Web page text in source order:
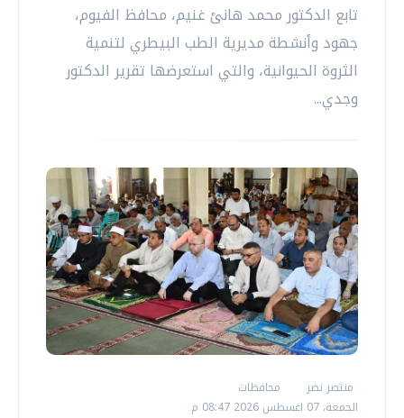
تابع الدكتور محمد هانئ غنيم، محافظ الفيوم،
جهود وأنشطة مديرية الطب البيطري لتنمية
الثروة الحيوانية، والتي استعرضها تقرير الدكتور
وجدي...
منتصر نضر
محافظات
الجمعة، 07 اغسطس 2026 08:47 م